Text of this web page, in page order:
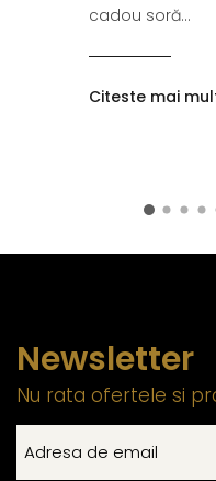
cadou soră...
Citeste mai
Newsletter
Nu rata ofertele si